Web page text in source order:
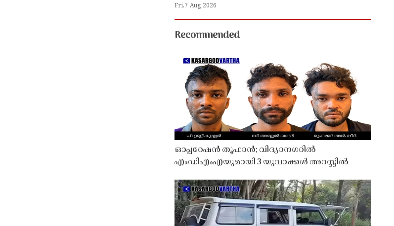
Fri,7 Aug 2026
Recommended
ഓപ്പറേഷൻ തൂഫാൻ; വിദ്യാനഗറിൽ
എംഡിഎംഎയുമായി 3 യുവാക്കൾ അറസ്റ്റിൽ